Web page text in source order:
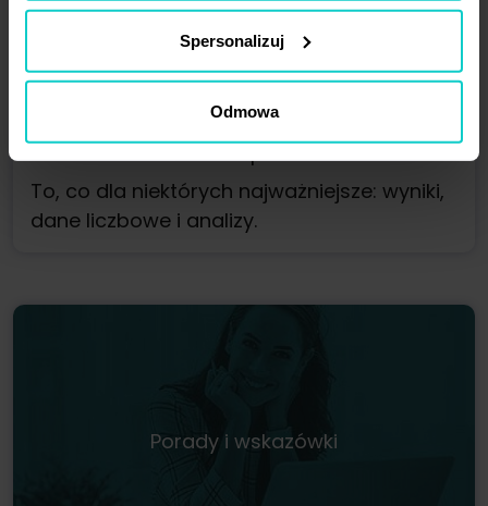
Spersonalizuj
Odmowa
Moduł 4: Płatności i raportowanie
To, co dla niektórych najważniejsze: wyniki,
dane liczbowe i analizy.
Porady i wskazówki